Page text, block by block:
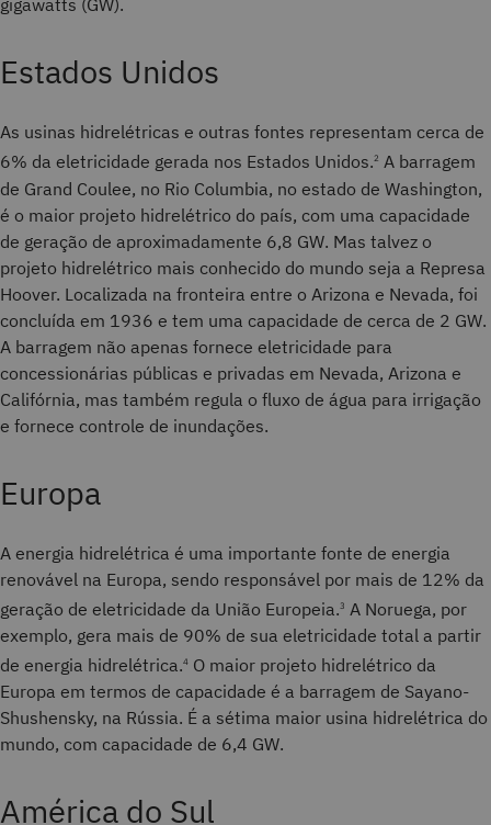
gigawatts (GW).
Estados Unidos
As usinas hidrelétricas e outras fontes representam cerca de
6% da eletricidade gerada nos Estados Unidos.2 A barragem
de Grand Coulee, no Rio Columbia, no estado de Washington,
é o maior projeto hidrelétrico do país, com uma capacidade
de geração de aproximadamente 6,8 GW. Mas talvez o
projeto hidrelétrico mais conhecido do mundo seja a Represa
Hoover. Localizada na fronteira entre o Arizona e Nevada, foi
concluída em 1936 e tem uma capacidade de cerca de 2 GW.
A barragem não apenas fornece eletricidade para
concessionárias públicas e privadas em Nevada, Arizona e
Califórnia, mas também regula o fluxo de água para irrigação
e fornece controle de inundações.
Europa
A energia hidrelétrica é uma importante fonte de energia
renovável na Europa, sendo responsável por mais de 12% da
geração de eletricidade da União Europeia. 3 A Noruega, por
exemplo, gera mais de 90% de sua eletricidade total a partir
de energia hidrelétrica.4 O maior projeto hidrelétrico da
Europa em termos de capacidade é a barragem de Sayano-
Shushensky, na Rússia. É a sétima maior usina hidrelétrica do
mundo, com capacidade de 6,4 GW.
América do Sul